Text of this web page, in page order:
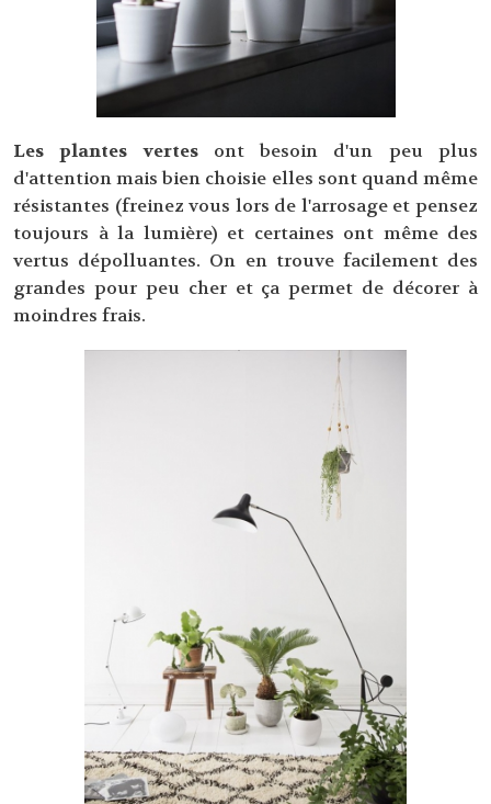
Les plantes vertesont besoin d'un peu plus
d'attention mais bien choisie elles sont quand même
résistantes (freinez vous lors de l'arrosage et pensez
toujours à la lumière) et certaines ont même des
vertus dépolluantes. On en trouve facilement des
grandes pour peu cher et ça permet de décorer à
moindres frais.